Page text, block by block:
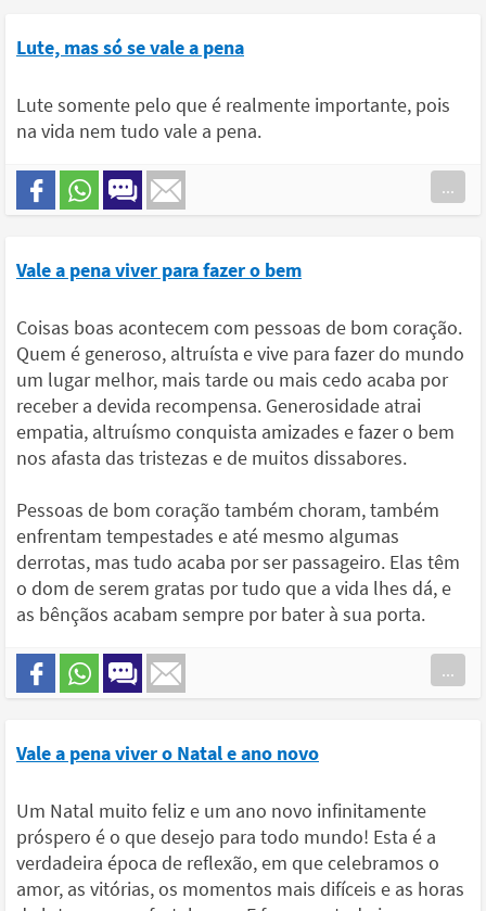
Lute, mas só se vale a pena
Lute somente pelo que é realmente importante, pois
na vida nem tudo vale a pena.
...
Vale a pena viver para fazer o bem
Coisas boas acontecem com pessoas de bom coração.
Quem é generoso, altruísta e vive para fazer do mundo
um lugar melhor, mais tarde ou mais cedo acaba por
receber a devida recompensa. Generosidade atrai
empatia, altruísmo conquista amizades e fazer o bem
nos afasta das tristezas e de muitos dissabores.
Pessoas de bom coração também choram, também
enfrentam tempestades e até mesmo algumas
derrotas, mas tudo acaba por ser passageiro. Elas têm
o dom de serem gratas por tudo que a vida lhes dá, e
as bênçãos acabam sempre por bater à sua porta.
...
Vale a pena viver o Natal e ano novo
Um Natal muito feliz e um ano novo infinitamente
próspero é o que desejo para todo mundo! Esta é a
verdadeira época de reflexão, em que celebramos o
amor, as vitórias, os momentos mais difíceis e as horas